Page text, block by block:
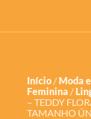
Início/ Moda
Feminina /
– TEDDY
TAMANHO